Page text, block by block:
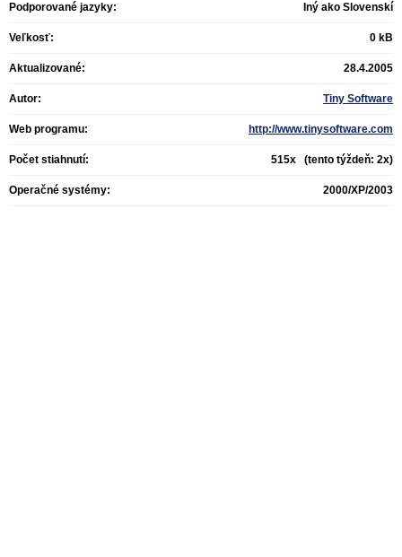
Podporované jazyky: Iný ako Slovenskí
Veľkosť: 0 kB
Aktualizované: 28.4.2005
Autor: Tiny Software
Web programu: http://www.tinysoftware.com
Počet stiahnutí: 515x (tento týždeň: 2x)
Operačné systémy: 2000/XP/2003